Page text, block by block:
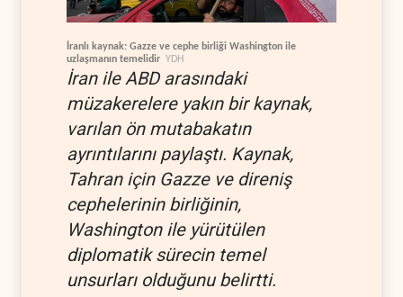
İranlı kaynak: Gazze ve cephe birliği Washington ile
uzlaşmanın temelidir YDH
İran ile ABD arasındaki
müzakerelere yakın bir kaynak,
varılan ön mutabakatın
ayrıntılarını paylaştı. Kaynak,
Tahran için Gazze ve direniş
cephelerinin birliğinin,
Washington ile yürütülen
diplomatik sürecin temel
unsurları olduğunu belirtti.